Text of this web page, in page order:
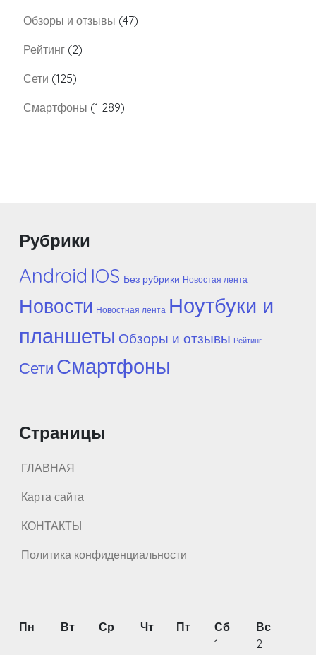
Обзоры и отзывы (47)
Рейтинг (2)
Сети (125)
Смартфоны (1 289)
Рубрики
Android IOS Без рубрики Новостая лента
Новости Новостная лента Ноутбуки и
планшеты Обзоры и отзывы Рейтинг
Сети Смартфоны
Страницы
ГЛАВНАЯ
Карта сайта
КОНТАКТЫ
Политика конфиденциальности
Пн Вт Ср Чт Пт Сб
Вс
1
2